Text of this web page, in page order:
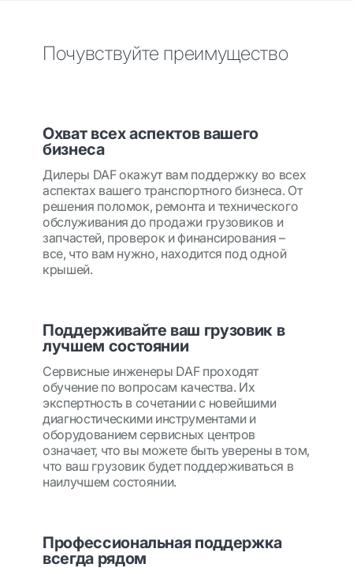
Почувствуйте преимущество
Охват всех аспектов вашего
бизнеса
Дилеры DAF окажут вам поддержку во всех
аспектах вашего транспортного бизнеса. От
решения поломок, ремонта и технического
обслуживания до продажи грузовиков и
запчастей, проверок и финансирования –
все, что вам нужно, находится под одной
крышей.
Поддерживайте ваш грузовик в
лучшем состоянии
Сервисные инженеры DAF проходят
обучение по вопросам качества. Их
экспертность в сочетании с новейшими
диагностическими инструментами и
оборудованием сервисных центров
означает, что вы можете быть уверены в том,
что ваш грузовик будет поддерживаться в
наилучшем состоянии.
Профессиональная поддержка
всегда рядом